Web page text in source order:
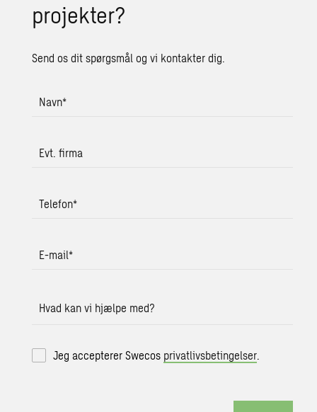
pro­jek­ter?
Send os dit spørgsmål og vi kontakter dig.
Navn*
Evt. firma
Telefon*
E-mail*
Hvad kan vi hjælpe med?
Jeg accepterer Swecos privatlivsbetingelser.